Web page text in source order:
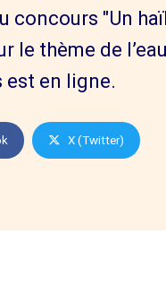
concours "Un
le thème de
est en ligne.
X (Twitter)